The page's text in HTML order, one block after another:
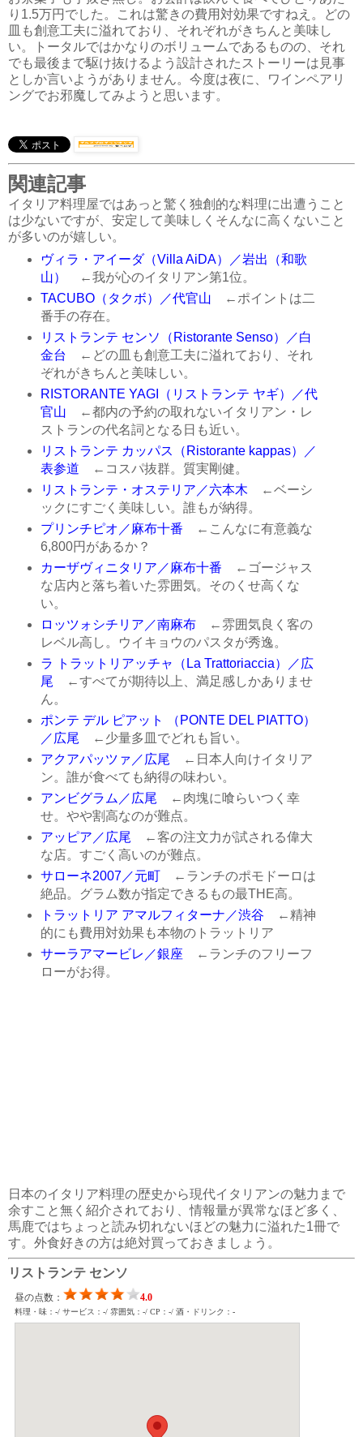
り1.5万円でした。これは驚きの費用対効果ですねえ。どの
皿も創意工夫に溢れており、それぞれがきちんと美味し
い。トータルではかなりのボリュームであるものの、それ
でも最後まで駆け抜けるよう設計されたストーリーは見事
としか言いようがありません。今度は夜に、ワインペアリ
ングでお邪魔してみようと思います。
関連記事
イタリア料理屋ではあっと驚く独創的な料理に出遭うこと
は少ないですが、安定して美味しくそんなに高くないこと
が多いのが嬉しい。
ヴィラ・アイーダ（Villa AiDA）／岩出（和歌
山）
←我が心のイタリアン第1位。
TACUBO（タクボ）／代官山 ←ポイントは二
番手の存在。
リストランテ センソ（Ristorante Senso）／白
金台 ←どの皿も創意工夫に溢れており、それ
ぞれがきちんと美味しい。
RISTORANTE YAGI（リストランテ ヤギ）／代
官山 ←都内の予約の取れないイタリアン・レ
ストランの代名詞となる日も近い。
リストランテ カッパス（Ristorante kappas）／
表参道 ←コスパ抜群。質実剛健。
リストランテ・オステリア／六本木 ←ベーシ
ックにすごく美味しい。誰もが納得。
プリンチピオ／麻布十番 ←こんなに有意義な
6,800円があるか？
カーザヴィニタリア／麻布十番 ←ゴージャス
な店内と落ち着いた雰囲気。そのくせ高くな
い。
ロッツォシチリア／南麻布←雰囲気良く客の
レベル高し。ウイキョウのパスタが秀逸。
ラ トラットリアッチャ（La Trattoriaccia）／広
尾 ←すべてが期待以上、満足感しかありませ
ん。
ポンテ デル ピアット （PONTE DEL PIATTO）
／広尾 ←少量多皿でどれも旨い。
アクアパッツァ／広尾 ←日本人向けイタリア
ン。誰が食べても納得の味わい。
アンビグラム／広尾 ←肉塊に喰らいつく幸
せ。やや割高なのが難点。
アッピア／広尾 ←客の注文力が試される偉大
な店。すごく高いのが難点。
サローネ2007／元町←ランチのポモドーロは
絶品。グラム数が指定できるもの最THE高。
トラットリア アマルフィターナ／渋谷 ←精神
的にも費用対効果も本物のトラットリア
サーラアマービレ／銀座 ←ランチのフリーフ
ローがお得。
日本のイタリア料理の歴史から現代イタリアンの魅力まで
余すこと無く紹介されており、情報量が異常なほど多く、
馬鹿ではちょっと読み切れないほどの魅力に溢れた1冊で
す。外食好きの方は絶対買っておきましょう。
リストランテ センソ